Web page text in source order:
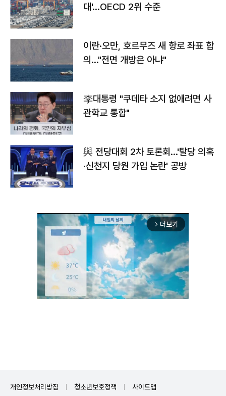
대'…OECD 2위 수준
이란·오만, 호르무즈 새 항로 좌표 합
의…"전면 개방은 아냐"
李대통령 "쿠데타 소지 없애려면 사
관학교 통합"
與 전당대회 2차 토론회…'탈당 의혹
·신천지 당원 가입 논란' 공방
arrow_forward_ios 더보기
개인정보처리방침 청소년보호정책 사이트맵